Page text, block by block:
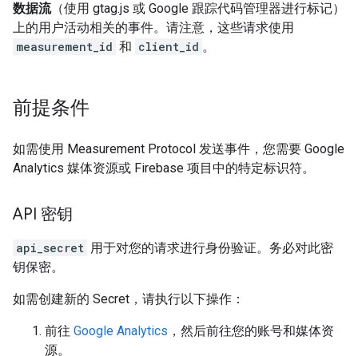
数据流（使用 gtag.js 或 Google 跟踪代码管理器进行标记）
上的用户活动相关的事件。请注意，这些请求使用
measurement_id 和 client_id 。
前提条件
如需使用 Measurement Protocol 发送事件，您需要 Google
Analytics 媒体资源或 Firebase 项目中的特定标识符。
API 密钥
api_secret 用于对您的请求进行身份验证。务必对此密
钥保密。
如需创建新的 Secret，请执行以下操作：
前往 Google Analytics ，然后前往您的账号和媒体资
源。